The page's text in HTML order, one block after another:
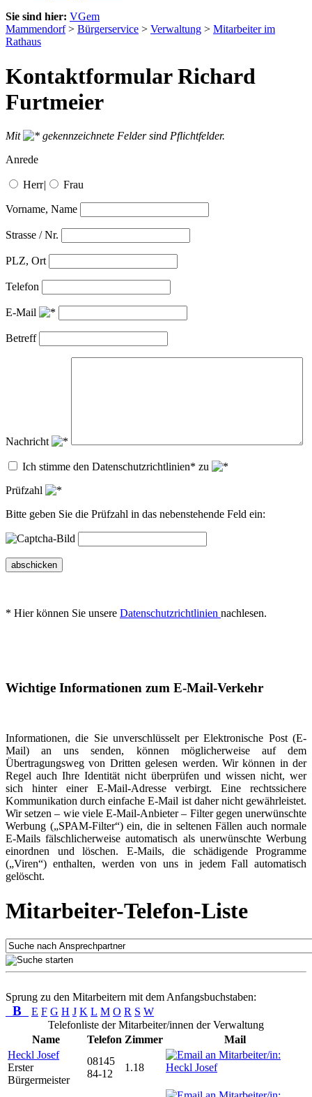
Sie sind hier: VGem
Mammendorf> Bürgerservice > Verwaltung > Mitarbeiter im
Rathaus
Kontaktformular Richard
Furtmeier
Mit
gekennzeichnete Felder sind Pflichtfelder.
Anrede
Herr| Frau
Vorname, Name
Strasse / Nr.
PLZ, Ort
Telefon
E-Mail
Betreff
Nachricht
Ich stimme den Datenschutzrichtlinien* zu
Prüfzahl
Bitte geben Sie die Prüfzahl in das nebenstehende Feld ein:
abschicken
* Hier können Sie unsere Datenschutzrichtlinien nachlesen.
Wichtige Informationen zum E-Mail-Verkehr
Informationen, die Sie unverschlüsselt per Elektronische Post (E-
Mail) an uns senden, können möglicherweise auf dem
Übertragungsweg von Dritten gelesen werden. Wir können in der
Regel auch Ihre Identität nicht überprüfen und wissen nicht, wer
sich hinter einer E-Mail-Adresse verbirgt. Eine rechtssichere
Kommunikation durch einfache E-Mail ist daher nicht gewährleistet.
Wir setzen – wie viele E-Mail-Anbieter – Filter gegen unerwünschte
Werbung („SPAM-Filter“) ein, die in seltenen Fällen auch normale
E-Mails fälschlicherweise automatisch als unerwünschte Werbung
einordnen und löschen. E-Mails, die schädigende Programme
(„Viren“) enthalten, werden von uns in jedem Fall automatisch
gelöscht.
Mitarbeiter-Telefon-Liste
Sprung zu den Mitarbeitern mit dem Anfangsbuchstaben:
B E F G H J K L M O R S W
Telefonliste der Mitarbeiter/innen der Verwaltung
Name
Telefon Zimmer
Mail
Heckl Josef
Erster
Bürgermeister
08145
84-12
1.18